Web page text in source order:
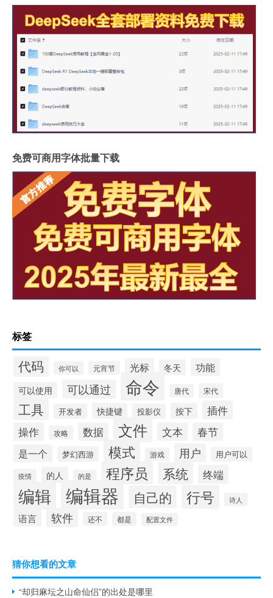
免费可商用字体批量下载
标签
代码 你可以 元宵节 光标 冬天 功能
可以使用 可以通过 命令 唐代 宋代
工具 开发者 快捷键 投影仪 按下 插件
操作 攻略 数据 文件 文本 春节
是一个 梦幻西游 模式 游戏 用户 用户可以
疫情 的人 的是 程序员 系统 终端
编辑 编辑器 自己的 行号 诗人
语言 软件 还不 都是 配置文件
猜你想看的文章
“却归麻坛之山命仙侣”的出处是哪里